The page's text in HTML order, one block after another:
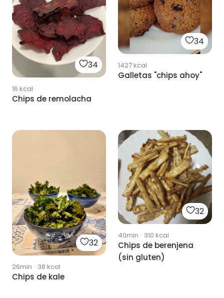
34
16 kcal
Chips de remolacha
34
1427kcal
Galletas "chips ahoy"
32
26min · 38 kcal
Chips de kale
32
40min · 310 kcal
Chips de berenjena
(sin gluten)